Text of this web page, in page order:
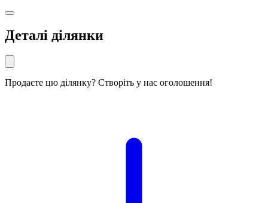
Деталі ділянки
Продаєте цю ділянку? Створіть у нас оголошення!